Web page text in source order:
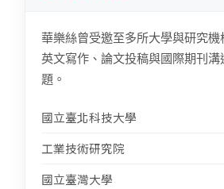
華樂絲曾受邀至多所大學與研究機
英文寫作、論文投稿與國際期刊溝
題。
國立臺北科技大學
工業技術研究院
國立臺灣大學